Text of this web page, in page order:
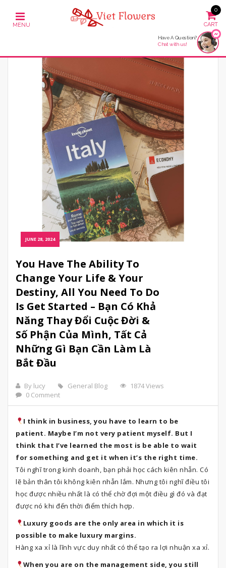
0
Have A Question?
Chat with us!
JUNE 28, 2024
You Have The Ability To
Change Your Life & Your
Destiny, All You Need To Do
Is Get Started – Bạn Có Khả
Năng Thay Đổi Cuộc Đời &
Số Phận Của Mình, Tất Cả
Những Gì Bạn Cần Làm Là
Bắt Đầu
By lucy General Blog
1874 Views
0 Comment
I think in business, you have to learn to be
patient. Maybe I’m not very patient myself. But I
think that I’ve learned the most is be able to wait
for something and get it when it’s the right time.
Tôi nghĩ trong kinh doanh, bạn phải học cách kiên nhẫn. Có
lẽ bản thân tôi không kiên nhẫn lắm. Nhưng tôi nghĩ điều tôi
học được nhiều nhất là có thể chờ đợi một điều gì đó và đạt
được nó khi đến thời điểm thích hợp.
Luxury goods are the only area in which it is
possible to make luxury margins.
Hàng xa xỉ là lĩnh vực duy nhất có thể tạo ra lợi nhuận xa xỉ.
When you are on the management side, you still